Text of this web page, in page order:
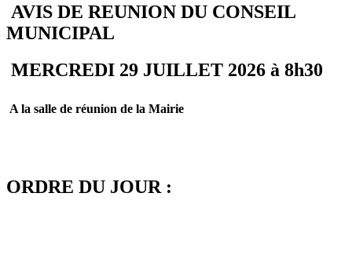
AVIS DE REUNION DU CONSEIL
MUNICIPAL
MERCREDI 29 JUILLET 2026 à 8h30
A la salle de réunion de la Mairie
ORDRE DU JOUR :